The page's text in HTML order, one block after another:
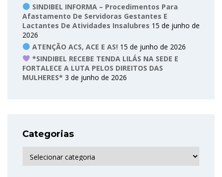
SINDIBEL INFORMA – Procedimentos Para
Afastamento De Servidoras Gestantes E
Lactantes De Atividades Insalubres 15 de junho de
2026
ATENÇÃO ACS, ACE E AS! 15 de junho de 2026
*SINDIBEL RECEBE TENDA LILÁS NA SEDE E
FORTALECE A LUTA PELOS DIREITOS DAS
MULHERES* 3 de junho de 2026
Categorias